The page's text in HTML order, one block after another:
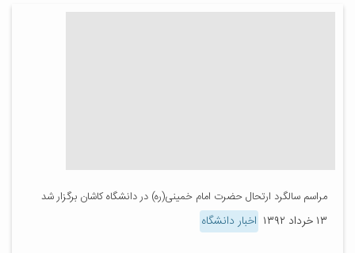
مراسم سالگرد ارتحال حضرت امام خمینی(ره) در دانشگاه کاشان برگزار شد
۱۳ خرداد ۱۳۹۲ اخبار دانشگاه